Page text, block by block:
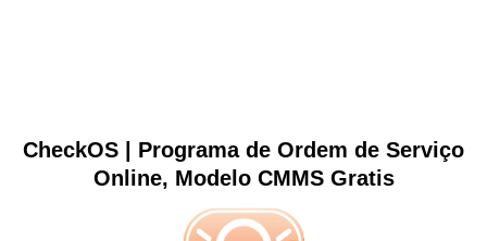
CheckOS | Programa de Ordem de Serviço
Online, Modelo CMMS Gratis